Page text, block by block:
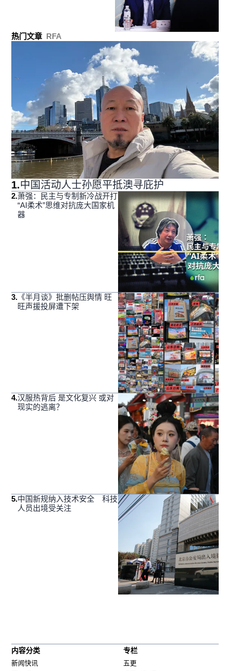
热门文章 RFA
1.中国活动人士孙愿平抵澳寻庇护
2.萧强：民主与专制新冷战开打
“AI柔术”思维对抗庞大国家机
器
3. 《半月谈》批删帖压舆情 旺
旺声援投屏遭下架
4.汉服热背后 是文化复兴 或对
现实的逃离？
5.中国新规纳入技术安全 科技
人员出境受关注
内容分类
新闻快讯
专栏
五更